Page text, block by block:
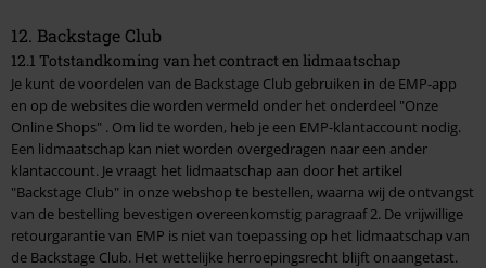
12. Backstage Club
12.1 Totstandkoming van het contract en lidmaatschap
Je kunt de voordelen van de Backstage Club gebruiken in de EMP-app
en op de websites die worden vermeld onder het onderdeel "Onze
Online Shops" . Om lid te worden, heb je een EMP-klantaccount nodig.
Een lidmaatschap kan niet worden overgedragen naar een ander
klantaccount. Je vraagt het lidmaatschap aan door het artikel
"Backstage Club" in onze webshop te bestellen, waarna wij de ontvangst
van de bestelling bevestigen overeenkomstig paragraaf 2. De vrijwillige
retourgarantie van EMP is niet van toepassing op het lidmaatschap van
de Backstage Club. Het wettelijke herroepingsrecht blijft onaangetast.